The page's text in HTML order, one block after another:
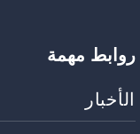
روابط مهمة
الأخبار